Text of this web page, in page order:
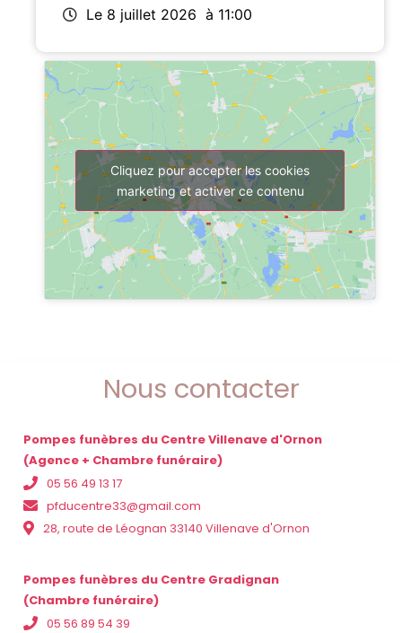
Le 8 juillet 2026 à 11:00
Cliquez pour accepter les cookies
marketing et activer ce contenu
Nous contacter
Pompes funèbres du Centre Villenave d'Ornon
(Agence + Chambre funéraire)
05 56 49 13 17
pfducentre33@gmail.com
28, route de Léognan 33140 Villenave d'Ornon
Pompes funèbres du Centre Gradignan
(Chambre funéraire)
05 56 89 54 39